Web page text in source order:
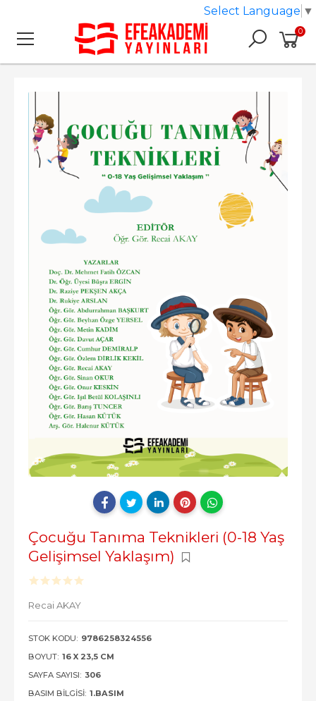
0
Çocuğu Tanıma Teknikleri (0-18 Yaş
Gelişimsel Yaklaşım)
Recai AKAY
STOK KODU: 9786258324556
BOYUT: 16 X 23,5 CM
SAYFA SAYISI: 306
BASIM BILGISI: 1.BASIM
Select Language ▼